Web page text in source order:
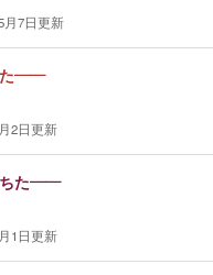
月7日更新
た——
2日更新
ちた——
1日更新